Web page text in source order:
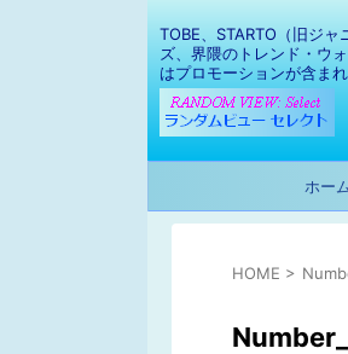
TOBE、STARTO（旧ジャ
ズ、界隈のトレンド・ウ
はプロモーションが含ま
ホーム
HOME >